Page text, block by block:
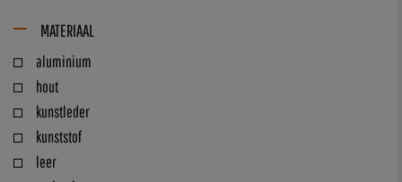
MATERIAAL
aluminium
hout
kunstleder
kunststof
leer